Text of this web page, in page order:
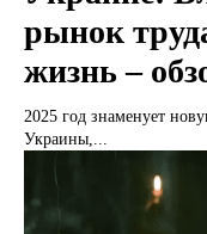
рынок
жизнь –
2025 год знаменует
Украины,...